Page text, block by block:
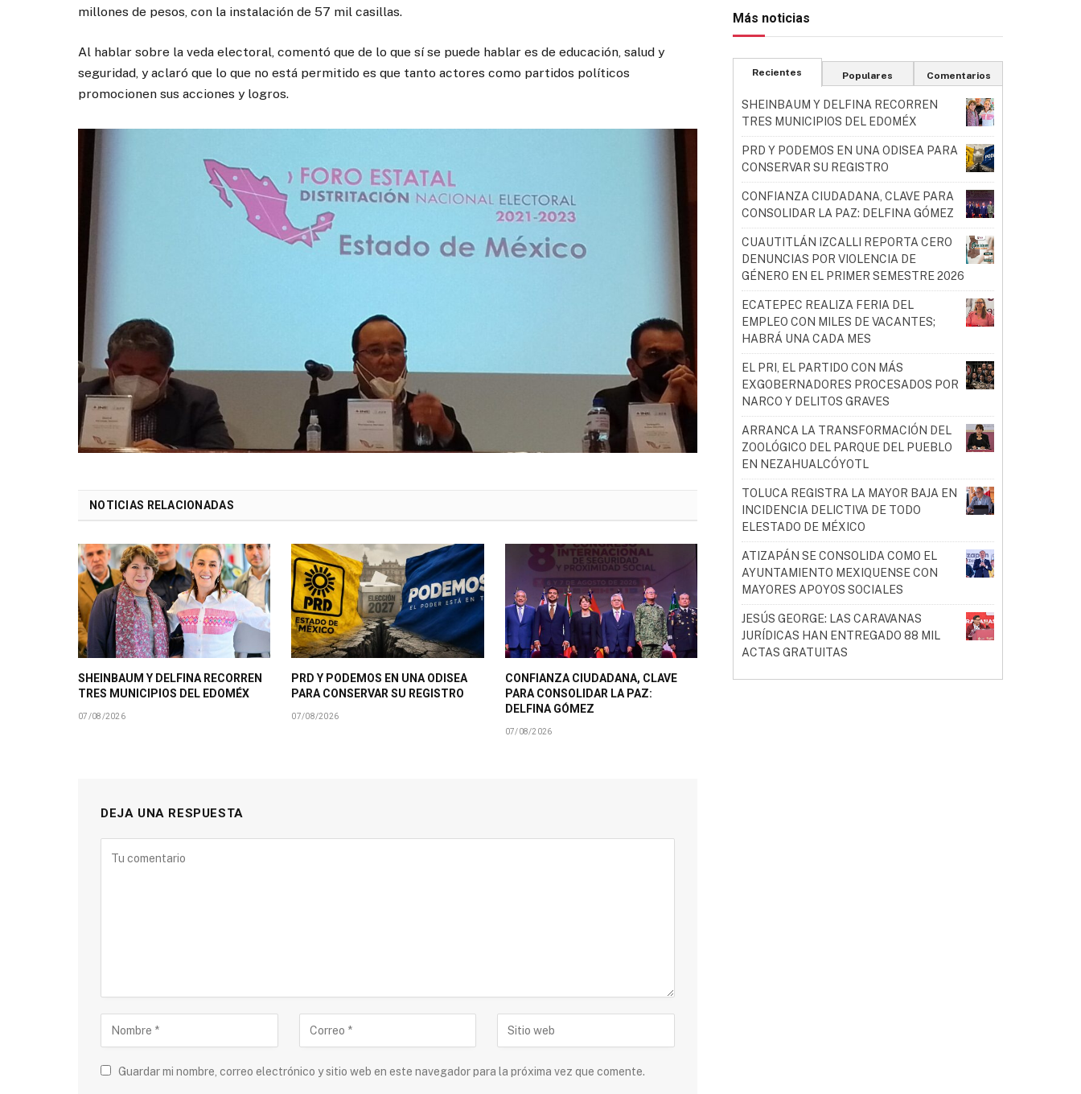
millones de pesos, con la instalación de 57 mil casillas.
Al hablar sobre la veda electoral, comentó que de lo que sí se puede hablar es de educación, salud y
seguridad, y aclaró que lo que no está permitido es que tanto actores como partidos políticos
promocionen sus acciones y logros.
NOTICIAS RELACIONADAS
SHEINBAUM Y DELFINA RECORREN
TRES MUNICIPIOS DEL EDOMÉX
07/08/2026
PRD Y PODEMOS EN UNA ODISEA
PARA CONSERVAR SU REGISTRO
07/08/2026
CONFIANZA CIUDADANA, CLAVE
PARA CONSOLIDAR LA PAZ:
DELFINA GÓMEZ
07/08/2026
DEJA UNA RESPUESTA
Guardar mi nombre, correo electrónico y sitio web en este navegador para la próxima vez que comente.
Más noticias
Recientes Populares Comentarios
SHEINBAUM Y DELFINA RECORREN
TRES MUNICIPIOS DEL EDOMÉX
PRD Y PODEMOS EN UNA ODISEA PARA
CONSERVAR SU REGISTRO
CONFIANZA CIUDADANA, CLAVE PARA
CONSOLIDAR LA PAZ: DELFINA GÓMEZ
CUAUTITLÁN IZCALLI REPORTA CERO
DENUNCIAS POR VIOLENCIA DE
GÉNERO EN EL PRIMER SEMESTRE 2026
ECATEPEC REALIZA FERIA DEL
EMPLEO CON MILES DE VACANTES;
HABRÁ UNA CADA MES
EL PRI, EL PARTIDO CON MÁS
EXGOBERNADORES PROCESADOS POR
NARCO Y DELITOS GRAVES
ARRANCA LA TRANSFORMACIÓN DEL
ZOOLÓGICO DEL PARQUE DEL PUEBLO
EN NEZAHUALCÓYOTL
TOLUCA REGISTRA LA MAYOR BAJA EN
INCIDENCIA DELICTIVA DE TODO
ELESTADO DE MÉXICO
ATIZAPÁN SE CONSOLIDA COMO EL
AYUNTAMIENTO MEXIQUENSE CON
MAYORES APOYOS SOCIALES
JESÚS GEORGE: LAS CARAVANAS
JURÍDICAS HAN ENTREGADO 88 MIL
ACTAS GRATUITAS